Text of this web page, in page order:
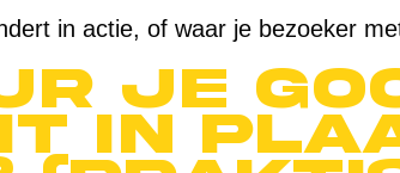
in actie, of waar je bezoeker
je
in